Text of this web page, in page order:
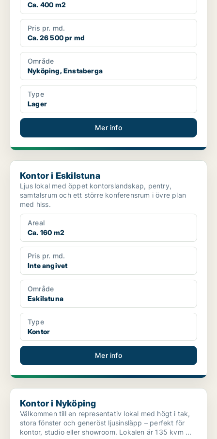
Ca. 400 m2
Pris pr. md.
Ca. 26 500 pr md
Område
Nyköping, Enstaberga
Type
Lager
Mer info
Kontor i Eskilstuna
Kontor i Eskilstuna
Ljus lokal med öppet kontorslandskap, pentry,
samtalsrum och ett större konferensrum i övre plan
med hiss.
Areal
Ca. 160 m2
Pris pr. md.
Inte angivet
Område
Eskilstuna
Type
Kontor
Mer info
Kontor i Nyköping
Kontor i Nyköping
Välkommen till en representativ lokal med högt i tak,
stora fönster och generöst ljusinsläpp – perfekt för
kontor, studio eller showroom. Lokalen är 135 kvm ...